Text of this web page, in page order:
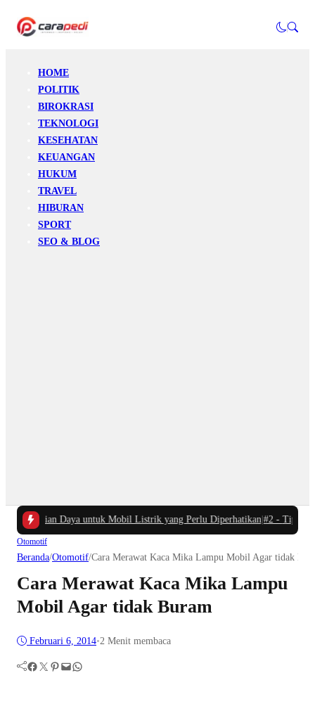
HOME
POLITIK
BIROKRASI
TEKNOLOGI
KESEHATAN
KEUANGAN
HUKUM
TRAVEL
HIBURAN
SPORT
SEO & BLOG
Pengisian Daya untuk Mobil Listrik yang Perlu Diperhatikan|#2 - Tips
Otomotif
Beranda/Otomotif/Cara Merawat Kaca Mika Lampu Mobil Agar tidak
Cara Merawat Kaca Mika Lampu
Mobil Agar tidak Buram
Februari 6, 2014•2 Menit membaca
Facebook Twitter Pinterest Mail WhatsApp